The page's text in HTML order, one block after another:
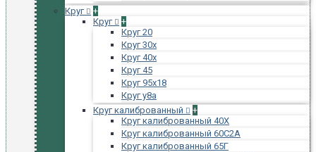
Круг
+
Круг
+
Круг 20
Круг 30х
Круг 40х
Круг 45
Круг 95х18
Круг у8а
Круг калиброванный
+
Круг калиброванный 40Х
Круг калиброванный 60С2А
Круг калиброванный 65Г